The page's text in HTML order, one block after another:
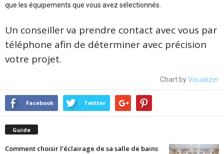
que les équipements que vous avez sélectionnés.
Un conseiller va prendre contact avec vous par
téléphone afin de déterminer avec précision
votre projet.
Chart byVisualizer
Facebook Twitter
Guide
Comment choisir l’éclairage de sa salle de bains